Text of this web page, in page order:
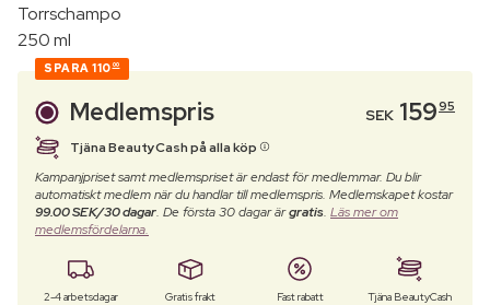
Torrschampo
250 ml
SPARA 110 00
Medlemspris SEK 15995
Tjäna BeautyCash på alla köp
Kampanjpriset samt medlemspriset är endast för medlemmar. Du blir
automatiskt medlem när du handlar till medlemspris. Medlemskapet kostar
99.00 SEK/30 dagar. De första 30 dagar ärgratis. Läs mer om
medlemsfördelarna.
2-4 arbetsdagar Gratis frakt Fast rabatt Tjäna BeautyCash